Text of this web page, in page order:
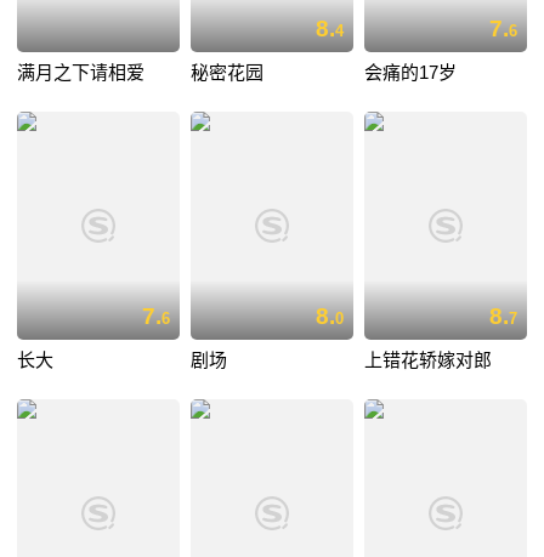
满月之下请相爱
8.4
秘密花园
7.6
会痛的17岁
7.6
长大
8.0
剧场
8.7
上错花轿嫁对郎